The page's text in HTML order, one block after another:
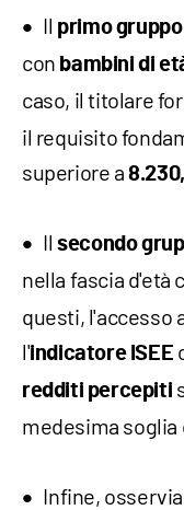
Il primo gruppo
con bambini di
caso, il titolare
il requisito
superiore a
Ilsecondo
nella fascia d'età
questi, l'accesso
l'indicatore ISEE
redditi percepiti
medesima
Infine,